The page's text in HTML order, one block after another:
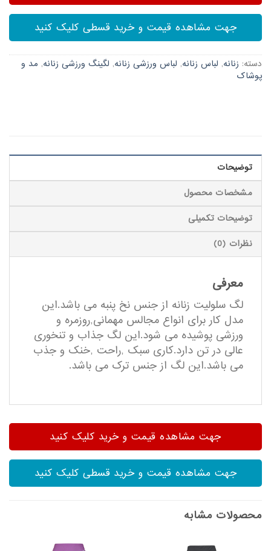
جهت مشاهده قیمت و خرید قسطی کلیک کنید
دسته: زنانه, لباس زنانه, لباس ورزشی زنانه, لگینگ ورزشی زنانه, مد و
پوشاک
توضیحات
مشخصات محصول
توضیحات تکمیلی
نظرات (0)
معرفی
لگ سلولیت زنانه از جنس نخ پنبه می باشد.این
مدل کار برای انواع مجالس مهمانی,روزمره و
ورزشی پوشیده می شود.این لگ جذاب و تنخوری
عالی در تن دارد.کاری سبک ,راحت ,خنک و جذب
می باشد.این لگ از جنس ترک می باشد.
جهت مشاهده قیمت و خرید کلیک کنید
جهت مشاهده قیمت و خرید قسطی کلیک کنید
محصولات مشابه